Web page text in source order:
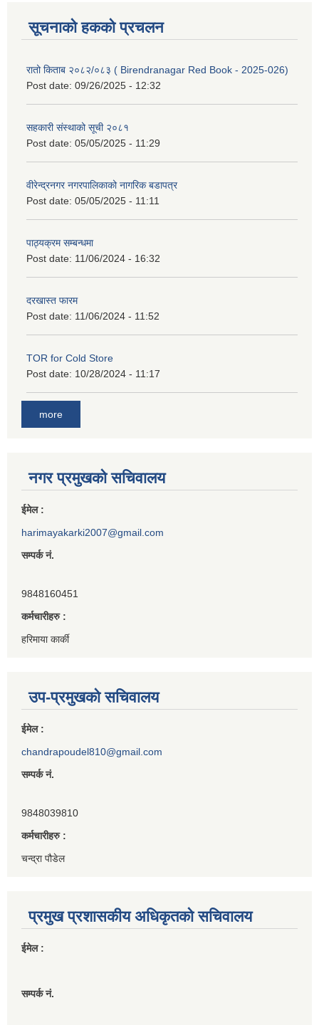
सूचनाको हकको प्रचलन
रातो किताब २०८२/०८३ ( Birendranagar Red Book - 2025-026)
Post date: 09/26/2025 - 12:32
सहकारी संस्थाको सूची २०८१
Post date: 05/05/2025 - 11:29
वीरेन्द्रनगर नगरपालिकाको नागरिक बडापत्र
Post date: 05/05/2025 - 11:11
पाठ्यक्रम सम्बन्धमा
Post date: 11/06/2024 - 16:32
दरखास्त फारम
Post date: 11/06/2024 - 11:52
TOR for Cold Store
Post date: 10/28/2024 - 11:17
more
नगर प्रमुखको सचिवालय
ईमेल :
harimayakarki2007@gmail.com
सम्पर्क नं.
9848160451
कर्मचारीहरु :
हरिमाया कार्की
उप-प्रमुखको सचिवालय
ईमेल :
chandrapoudel810@gmail.com
सम्पर्क नं.
9848039810
कर्मचारीहरु :
चन्द्रा पौडेल
प्रमुख प्रशासकीय अधिकृतको सचिवालय
ईमेल :
सम्पर्क नं.